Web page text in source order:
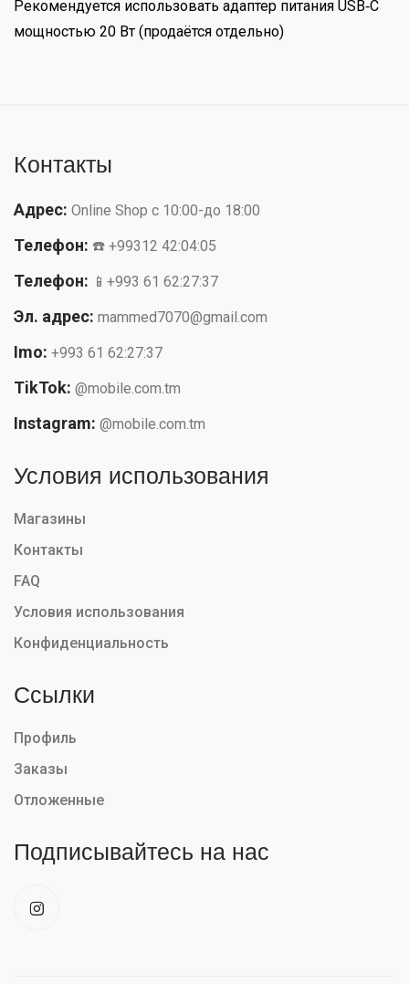
Рекомендуется использовать адаптер питания USB‑C
мощностью 20 Вт (продаётся отдельно)
Контакты
Адрес: Online Shop с 10:00-до 18:00
Телефон: ☎️ +99312 42:04:05
Телефон: 📱+993 61 62:27:37
Эл. адрес: mammed7070@gmail.com
Imo: +993 61 62:27:37
TikTok: @mobile.com.tm
Instagram: @mobile.com.tm
Условия использования
Магазины
Контакты
FAQ
Условия использования
Конфиденциальность
Ссылки
Профиль
Заказы
Отложенные
Подписывайтесь на нас